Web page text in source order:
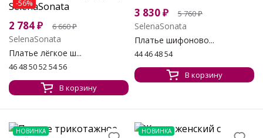
-56%
2 784₽ 6 660₽
SelenaSonata
Платье лёгкое ш...
46 48 50 52 54 56
В корзину
3 830₽ 5 760₽
SelenaSonata
Платье шифоново...
44 46 48 54
В корзину
НОВИНКА НОВИНКА